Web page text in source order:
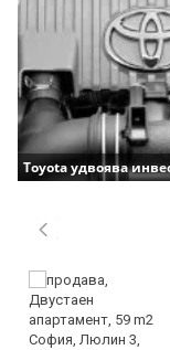
Toyota удвоява